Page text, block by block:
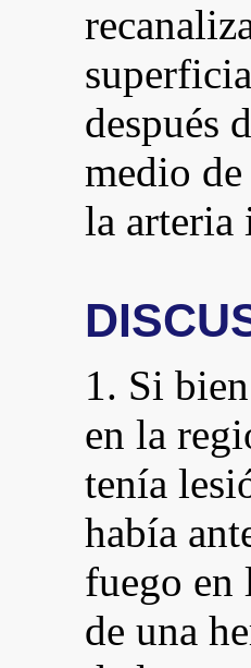
después
medio
la arteria
1. Si
en la
tenía
había
fuego en
de una